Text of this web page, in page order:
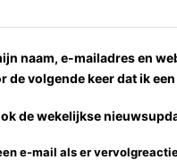
naam, e-mailadres en
de volgende keer dat ik
de wekelijkse
e-mail als er